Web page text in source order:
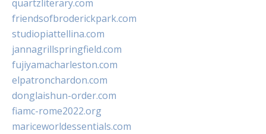
quartzliterary.com
friendsofbroderickpark.com
studiopiattellina.com
jannagrillspringfield.com
fujiyamacharleston.com
elpatronchardon.com
donglaishun-order.com
fiamc-rome2022.org
mariceworldessentials.com